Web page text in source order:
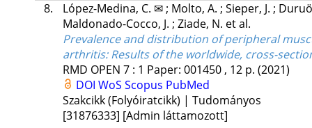
8.
López-Medina, C. ✉; Molto, A. ; Sieper, J. ;
Maldonado-Cocco, J. ; Ziade, N. et al.
Prevalence and distribution of peripheral
arthritis: Results of the worldwide, cross-
RMD OPEN 7: 1 Paper: 001450 , 12 p. (2021)
DOI WoS Scopus PubMed
Szakcikk (Folyóiratcikk) | Tudományos
[31876333] [Admin láttamozott]